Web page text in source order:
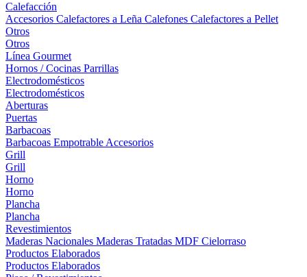
Calefacción
Accesorios Calefactores a Leña Calefones Calefactores a Pellet
Otros
Otros
Línea Gourmet
Hornos / Cocinas Parrillas
Electrodomésticos
Electrodomésticos
Aberturas
Puertas
Barbacoas
Barbacoas Empotrable Accesorios
Grill
Grill
Horno
Horno
Plancha
Plancha
Revestimientos
Maderas Nacionales Maderas Tratadas MDF Cielorraso
Productos Elaborados
Productos Elaborados